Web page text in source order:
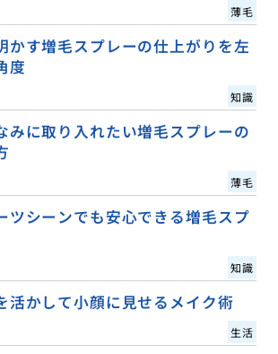
薄毛
かす増毛スプレーの仕上がりを左
度
知識
みに取り入れたい増毛スプレーの
薄毛
ツシーンでも安心できる増毛スプ
知識
活かして小顔に見せるメイク術
生活